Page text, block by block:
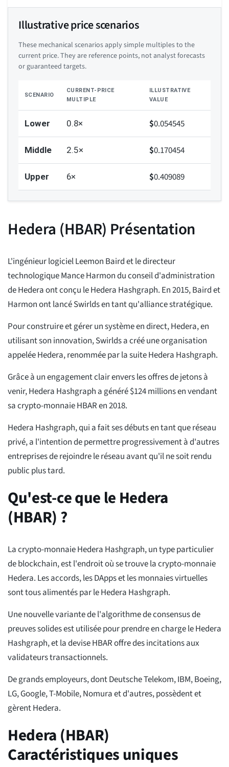
Illustrative price scenarios
These mechanical scenarios apply simple multiples to the
current price. They are reference points, not analyst forecasts
or guaranteed targets.
SCENARIO
CURRENT-PRICE
MULTIPLE
ILLUSTRATIVE
VALUE
Lower 0.8× $0.054545
Middle 2.5× $0.170454
Upper 6× $0.409089
Hedera (HBAR) Présentation
L'ingénieur logiciel Leemon Baird et le directeur
technologique Mance Harmon du conseil d'administration
de Hedera ont conçu le Hedera Hashgraph. En 2015, Baird et
Harmon ont lancé Swirlds en tant qu'alliance stratégique.
Pour construire et gérer un système en direct, Hedera, en
utilisant son innovation, Swirlds a créé une organisation
appelée Hedera, renommée par la suite Hedera Hashgraph.
Grâce à un engagement clair envers les offres de jetons à
venir, Hedera Hashgraph a généré $124 millions en vendant
sa crypto-monnaie HBAR en 2018.
Hedera Hashgraph, qui a fait ses débuts en tant que réseau
privé, a l'intention de permettre progressivement à d'autres
entreprises de rejoindre le réseau avant qu'il ne soit rendu
public plus tard.
Qu'est-ce que le Hedera
(HBAR) ?
La crypto-monnaie Hedera Hashgraph, un type particulier
de blockchain, est l'endroit où se trouve la crypto-monnaie
Hedera. Les accords, les DApps et les monnaies virtuelles
sont tous alimentés par le Hedera Hashgraph.
Une nouvelle variante de l'algorithme de consensus de
preuves solides est utilisée pour prendre en charge le Hedera
Hashgraph, et la devise HBAR offre des incitations aux
validateurs transactionnels.
De grands employeurs, dont Deutsche Telekom, IBM, Boeing,
LG, Google, T-Mobile, Nomura et d'autres, possèdent et
gèrent Hedera.
Hedera (HBAR)
Caractéristiques uniques